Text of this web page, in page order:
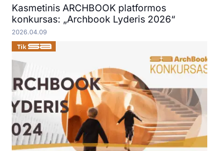
Kasmetinis ARCHBOOK platformos
konkursas: „Archbook Lyderis 2026“
2026.04.09